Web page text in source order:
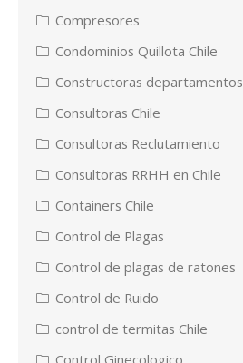
Compresores
Condominios Quillota Chile
Constructoras departamentos
Consultoras Chile
Consultoras Reclutamiento
Consultoras RRHH en Chile
Containers Chile
Control de Plagas
Control de plagas de ratones
Control de Ruido
control de termitas Chile
Control Ginecologico